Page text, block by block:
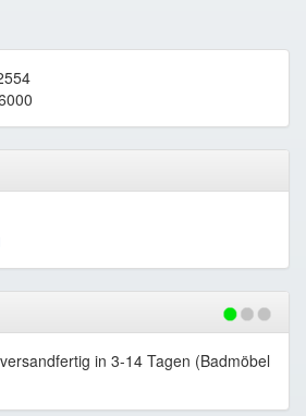
in 3-14 Tagen (Badmöbel